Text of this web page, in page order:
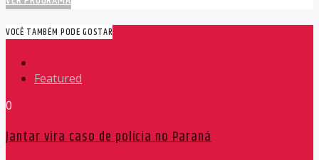
VOCÊ TAMBÉM PODE GOSTAR
Featured
0
Jantar vira caso de polícia no Paraná